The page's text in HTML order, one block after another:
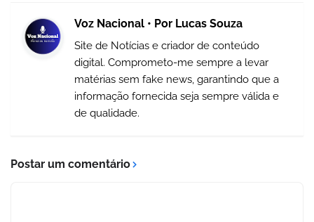
Voz Nacional • Por Lucas Souza
Site de Notícias e criador de conteúdo
digital. Comprometo-me sempre a levar
matérias sem fake news, garantindo que a
informação fornecida seja sempre válida e
de qualidade.
Postar um comentário